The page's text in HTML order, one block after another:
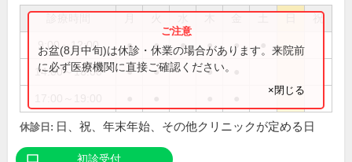
祝
9:00～12:00 ● ● ● ● ●
14:00～16:00 ● ● ●
お盆(8月中旬)は休診・休業の場合があります。来院前
に必ず医療機関に直接ご確認ください。
×閉じる
休診日: 日、祝、年末年始、その他クリニックが定める日
初診受付